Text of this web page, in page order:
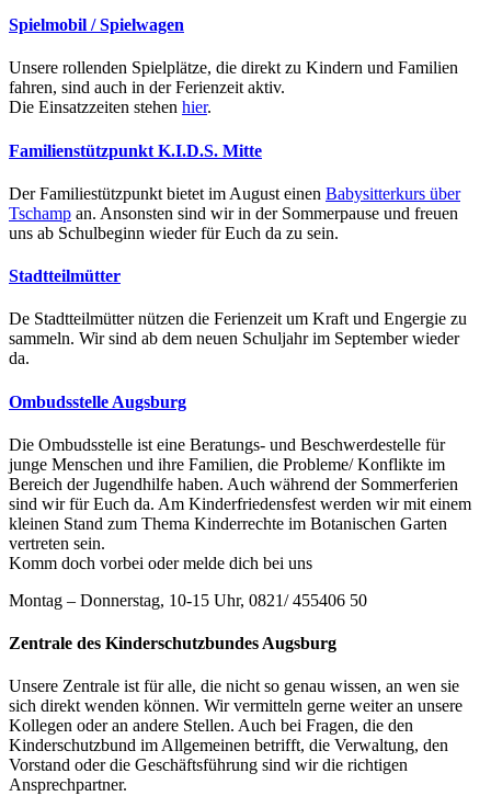
Spielmobil / Spielwagen
Unsere rollenden Spielplätze, die direkt zu Kindern und Familien
fahren, sind auch in der Ferienzeit aktiv.
Die Einsatzzeiten stehen hier.
Familienstützpunkt K.I.D.S. Mitte
Der Familiestützpunkt bietet im August einen Babysitterkurs über
Tschamp an. Ansonsten sind wir in der Sommerpause und freuen
uns ab Schulbeginn wieder für Euch da zu sein.
Stadtteilmütter
De Stadtteilmütter nützen die Ferienzeit um Kraft und Engergie zu
sammeln. Wir sind ab dem neuen Schuljahr im September wieder
da.
Ombudsstelle Augsburg
Die Ombudsstelle ist eine Beratungs- und Beschwerdestelle für
junge Menschen und ihre Familien, die Probleme/ Konflikte im
Bereich der Jugendhilfe haben. Auch während der Sommerferien
sind wir für Euch da. Am Kinderfriedensfest werden wir mit einem
kleinen Stand zum Thema Kinderrechte im Botanischen Garten
vertreten sein.
Komm doch vorbei oder melde dich bei uns
Montag – Donnerstag, 10-15 Uhr, 0821/ 455406 50
Zentrale des Kinderschutzbundes Augsburg
Unsere Zentrale ist für alle, die nicht so genau wissen, an wen sie
sich direkt wenden können. Wir vermitteln gerne weiter an unsere
Kollegen oder an andere Stellen. Auch bei Fragen, die den
Kinderschutzbund im Allgemeinen betrifft, die Verwaltung, den
Vorstand oder die Geschäftsführung sind wir die richtigen
Ansprechpartner.